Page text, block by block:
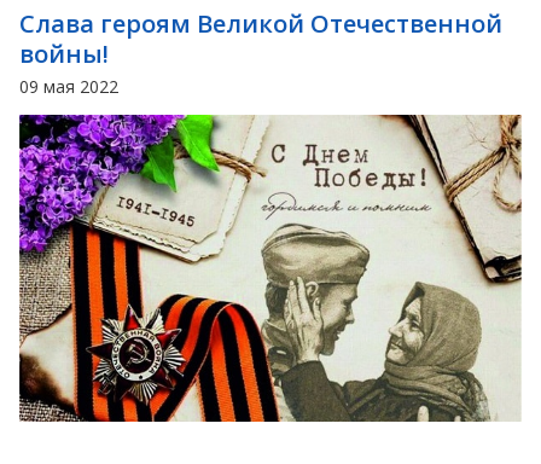
Слава героям Великой Отечественной
войны!
09 мая 2022